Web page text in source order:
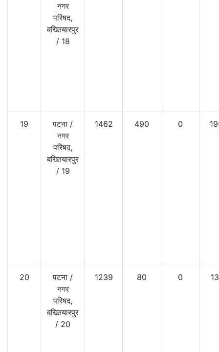
नगर
परिषद,
बख्तियारपुर
/ 18
19 पटना /
नगर
परिषद,
बख्तियारपुर
/ 19
1462 490 0
20 पटना /
नगर
परिषद,
बख्तियारपुर
/ 20
1239 80 0